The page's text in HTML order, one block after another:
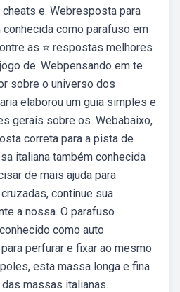
e. Webresposta para
como parafuso em
as ⭐ respostas melhores
de. Webpensando em te
sobre o universo dos
elaborou um guia simples e
gerais sobre os. Webabaixo,
correta para a pista de
italiana também conhecida
de mais ajuda para
continue sua
a nossa. O parafuso
como auto
perfurar e fixar ao mesmo
esta massa longa e fina
massas italianas.